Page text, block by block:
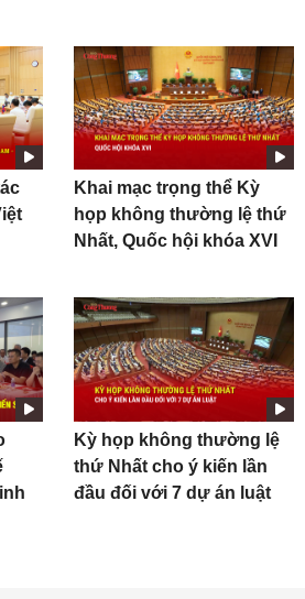
Khai mạc trọng thể Kỳ
họp không thường lệ thứ
Nhất, Quốc hội khóa XVI
Kỳ họp không thường lệ
thứ Nhất cho ý kiến lần
đầu đối với 7 dự án luật